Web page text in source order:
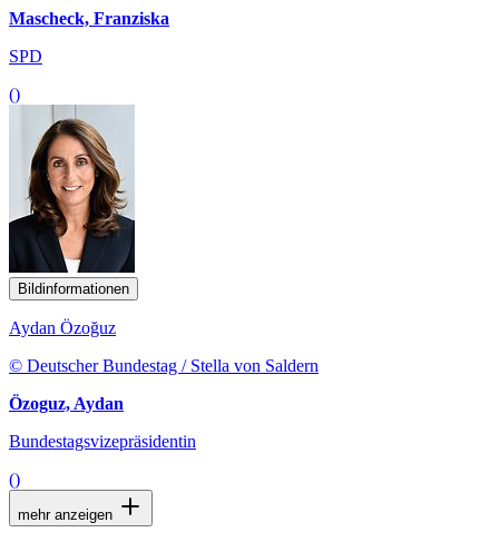
Mascheck, Franziska
SPD
()
Bildinformationen
Aydan Özoğuz
© Deutscher Bundestag / Stella von Saldern
Özoguz, Aydan
Bundestagsvizepräsidentin
()
mehr anzeigen